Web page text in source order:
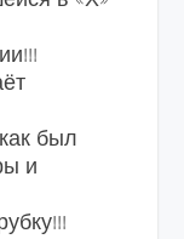
был
и